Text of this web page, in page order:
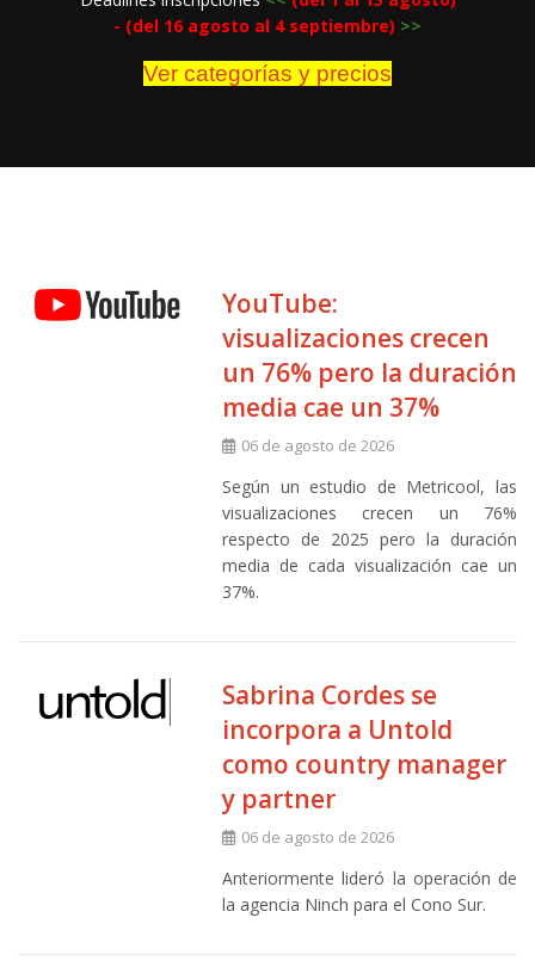
- (del 16 agosto al 4 septiembre) >>
Ver categorías y precios
YouTube:
visualizaciones crecen
un 76% pero la duración
media cae un 37%
06 de agosto de 2026
Según un estudio de Metricool, las
visualizaciones crecen un 76%
respecto de 2025 pero la duración
media de cada visualización cae un
37%.
Sabrina Cordes se
incorpora a Untold
como country manager
y partner
06 de agosto de 2026
Anteriormente lideró la operación de
la agencia Ninch para el Cono Sur.